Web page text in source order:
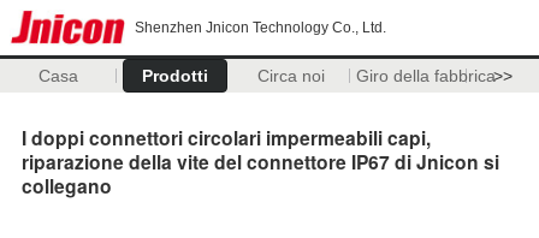
Shenzhen Jnicon Technology Co., Ltd.
Casa Prodotti Circa noi Giro della fabbrica>>
I doppi connettori circolari impermeabili capi,
riparazione della vite del connettore IP67 di Jnicon si
collegano